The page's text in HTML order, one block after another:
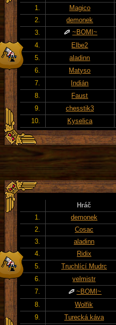
1.
Magico
2.
demonek
3.
~BOMI~
4.
Elbe2
5.
aladinn
6.
Matyso
7.
Indián
8.
Faust
9.
chesstik3
10.
Kyselica
Hráč
1.
demonek
2.
Cosac
3.
aladinn
4.
Ridix
5.
Truchlící Mudrc
6.
velmistr
7.
~BOMI~
8.
Wolfik
9.
Turecká káva